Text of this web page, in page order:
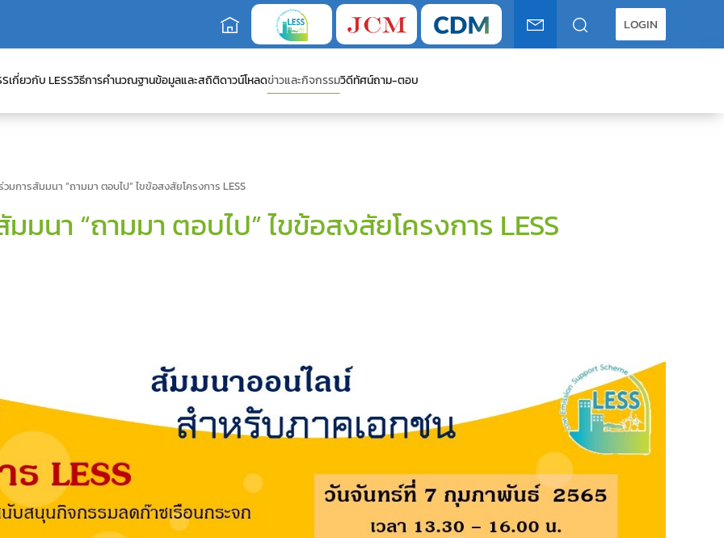
LOGIN
เกี่ยวกับ LESSวิธีการคำนวณฐานข้อมูลและสถิติดาวน์โหลดข่าวและกิจกรรมวิดีทัศน์ถาม-ตอบ
มการสัมมนา “ถามมา ตอบไป” ไขข้อสงสัยโครงการ LESS
นา “ถามมา ตอบไป” ไขข้อสงสัยโครงการ LESS